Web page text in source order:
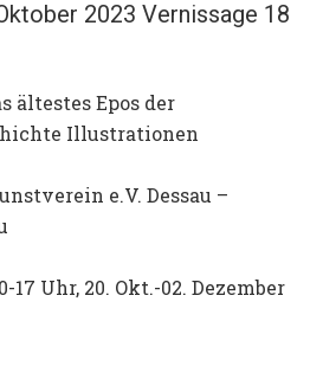
2023 Vernissage 18
ältestes Epos der
Illustrationen
e.V. Dessau –
17 Uhr, 20. Okt.-02. Dezember